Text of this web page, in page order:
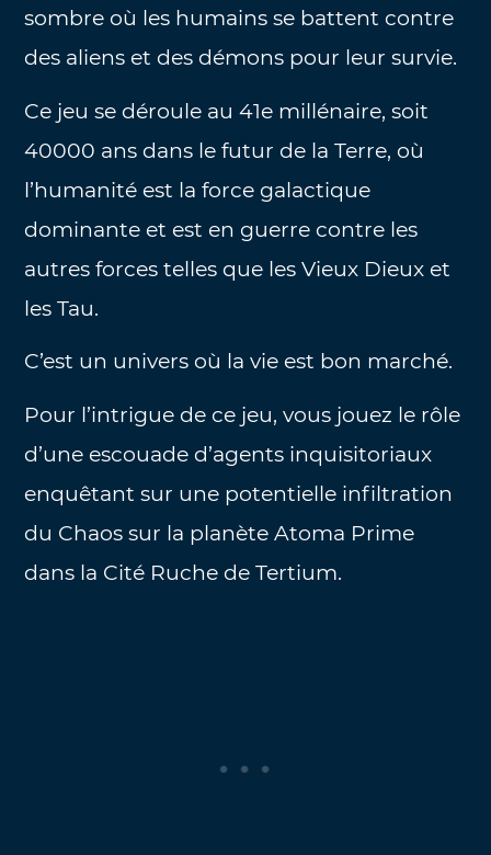
sombre où les humains se battent contre
des aliens et des démons pour leur survie.
Ce jeu se déroule au 41e millénaire, soit
40000 ans dans le futur de la Terre, où
l’humanité est la force galactique
dominante et est en guerre contre les
autres forces telles que les Vieux Dieux et
les Tau.
C’est un univers où la vie est bon marché.
Pour l’intrigue de ce jeu, vous jouez le rôle
d’une escouade d’agents inquisitoriaux
enquêtant sur une potentielle infiltration
du Chaos sur la planète Atoma Prime
dans la Cité Ruche de Tertium.